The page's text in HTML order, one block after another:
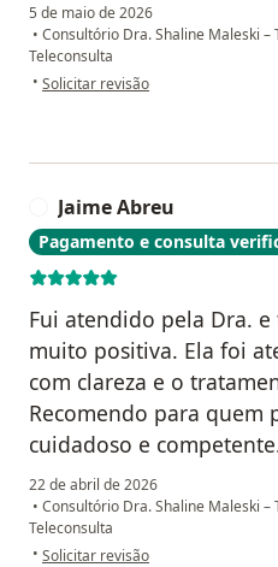
5 de maio de 2026
• Consultório Dra. Shaline Maleski
Teleconsulta
• na opinião do utilizador Luciana
Solicitar revisão
Jaime Abreu
Pagamento e consulta
Fui atendido pela Dra.
muito positiva. Ela foi
com clareza e o
Recomendo para quem
cuidadoso e
22 de abril de 2026
• Consultório Dra. Shaline Maleski
Teleconsulta
• na opinião do utilizador Jaime Abreu
Solicitar revisão